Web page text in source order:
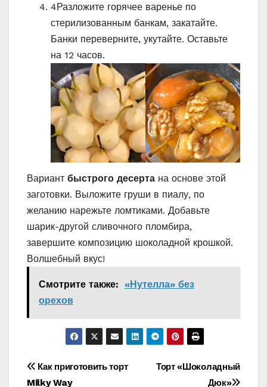
4Разложите горячее варенье по
стерилизованным банкам, закатайте.
Банки переверните, укутайте. Оставьте
на 12 часов.
Вариант быстрого десерта на основе этой
заготовки. Выложите груши в пиалу, по
желанию нарежьте ломтиками. Добавьте
шарик-другой сливочного пломбира,
завершите композицию шоколадной крошкой.
Волшебный вкус!
Смотрите также: «Нутелла» без
орехов
Навигация
Торт «Шоколадный
Дюк»
Как приготовить торт
Milky Way